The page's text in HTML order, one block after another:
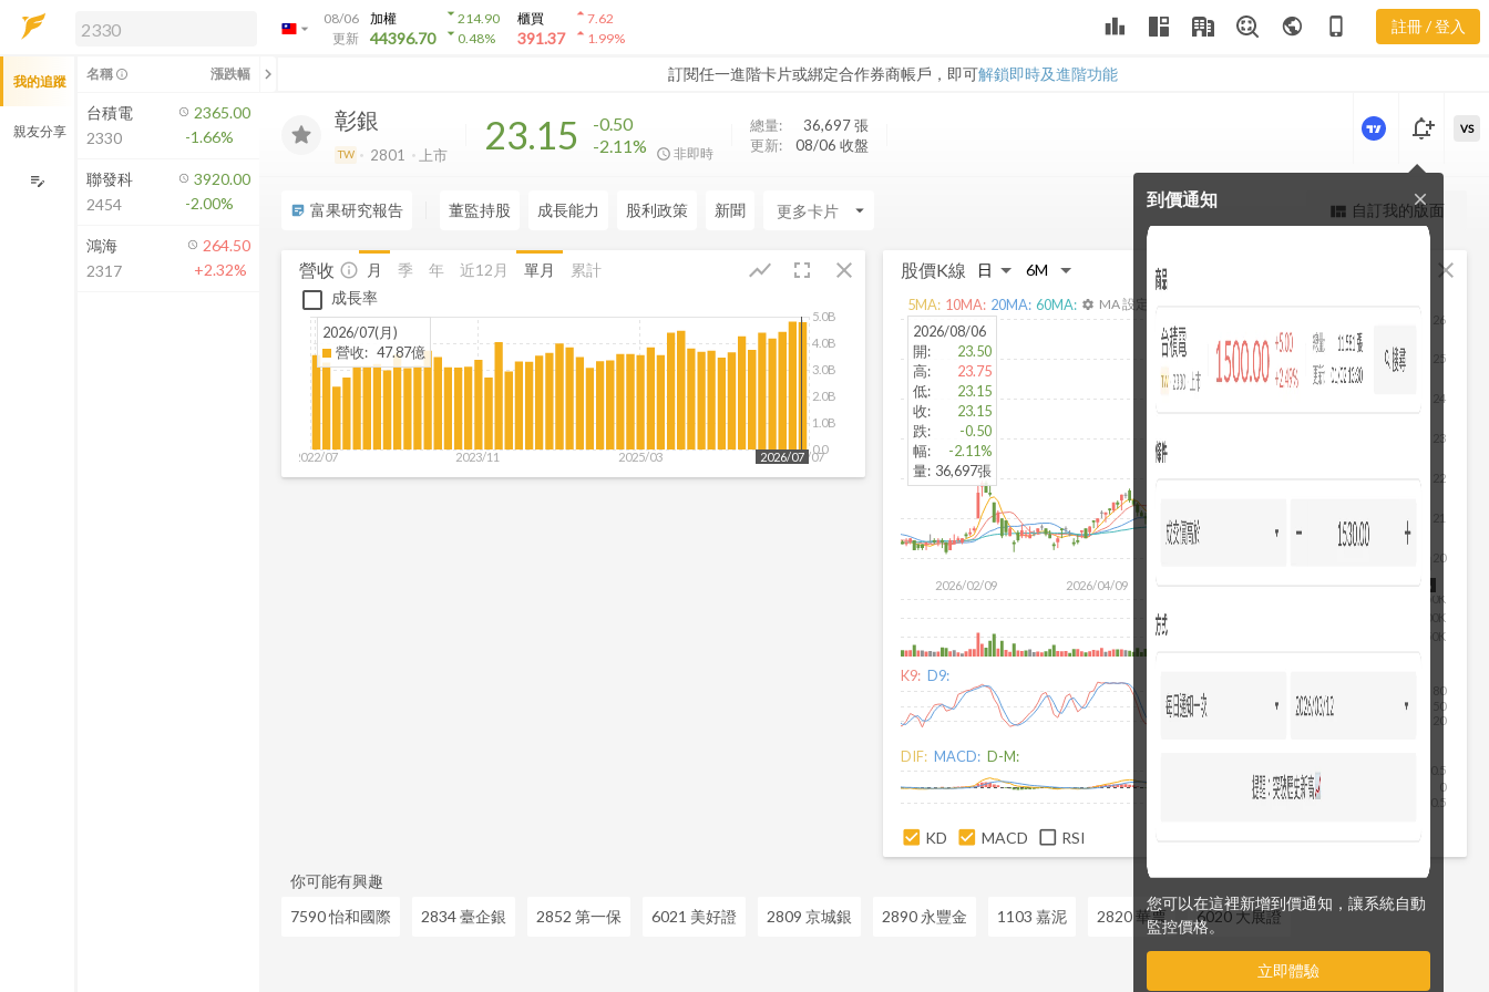
arrow_drop_down
08/06
更新
加權
44396.70
arrow_drop_down214.90
arrow_drop_down0.48%
櫃買
391.37
arrow_drop_up7.62
arrow_drop_up1.99% leaderboard public phone_iphone 註冊 / 登入
訂閱任一進階卡片或綁定合作券商帳戶，即可解鎖即時及進階功能
解鎖即時行情及進階功能
方案」，即可解鎖以下功能：
即時行情
即時市況與排行
成交金額熱力圖
前往方案訂閱
如何綁定合作券商
2801 營收
彰銀
TW 2801 上市 23.15
-0.50
-2.11%
非即時
總量: 36,697張
更新:
08/06 收盤
更強大的進階價量圖表
notification_add
到價通知
您可以在這裡新增到價通知，讓系統自動
監控價格。
立即體驗
close
VS
sticky_note_2 富果研究報告 董監持股 成長能力 股利政策 新聞 arrow_drop_down view_quilt 自訂我的版面
營收 fullscreen close
show_chart
info_outline 月 季 年 近12月 單月
累計
成長率
2022/07 2023/11 2025/03 2026/07
0.0
1.0B
2.0B
3.0B
4.0B
5.0B
2026/07
2026/07(月)
營收: 47.87億
股價K線 close
2026/02/09 2026/04/09
20
22
23
24
25
26
2026/08/06
50K
100K
150K
2026/08/06
開:
23.50
高:
23.75
低:
23.15
收:
23.15
跌:
-0.50
幅:
-2.11%
量: 36,697張
5MA: 10MA: 20MA: 60MA: settings MA 設定
K9: D9:
20
50
80
DIF: MACD: D-M:
-0.5
0
0.5
KD MACD RSI
你可能有興趣
7590 怡和國際
2834 臺企銀 2852 第一保 6021 美好證 2809 京城銀 2890 永豐金 1103 嘉泥 2820 華票 6020 大展證
我的追蹤
親友分享
edit_note
名稱 info_outline 漲跌幅 chevron_left
台積電
2330
2365.00
-1.66%
聯發科
2454
3920.00
-2.00%
鴻海
2317
264.50
+2.32%